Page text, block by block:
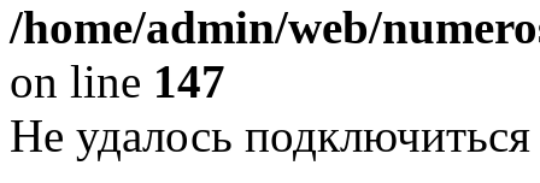
/home/admin/web/
on line 147
Не удалось